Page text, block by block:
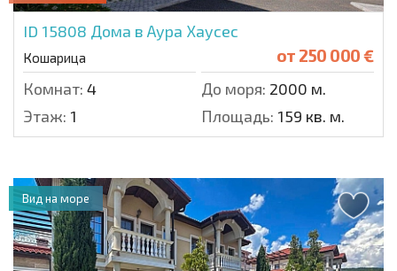
ID 15808 Дома в Аура Хаусес
Кошарица от 250 000 €
Комнат: 4 До моря: 2000 м.
Этаж: 1 Площадь: 159 кв. м.
Вид на море